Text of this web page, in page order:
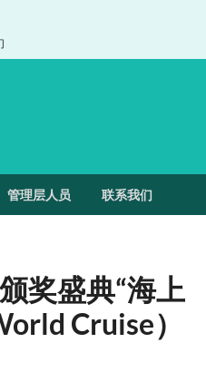
管理层人员 联系我们
奖盛典“海上
Cruise）